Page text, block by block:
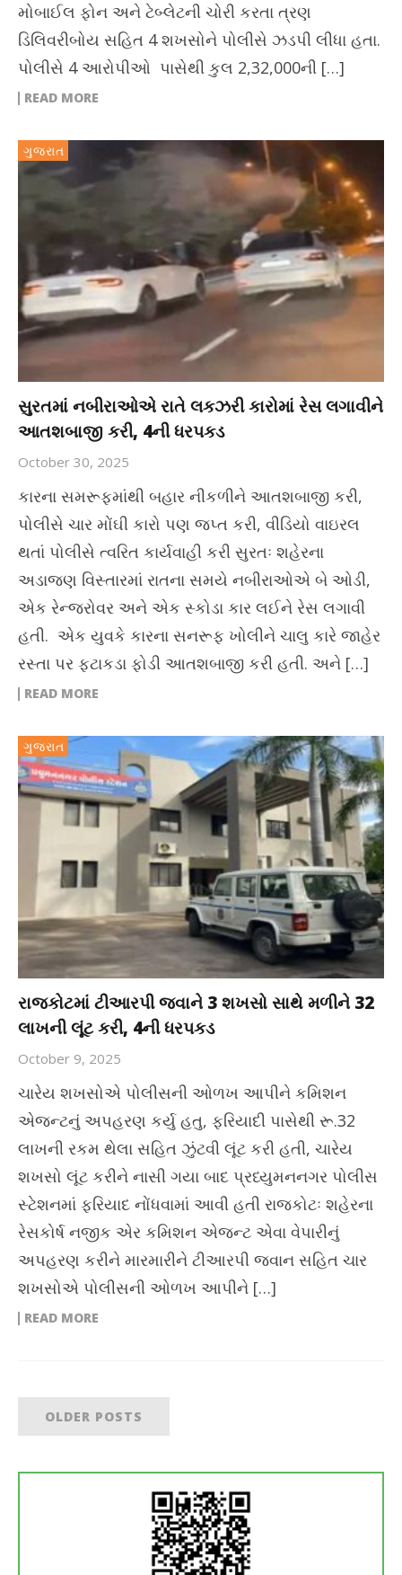
મોબાઈલ ફોન અને ટેબ્લેટની ચોરી કરતા ત્રણ
ડિલિવરીબોય સહિત 4 શખસોને પોલીસે ઝડપી લીધા હતા.
પોલીસે 4 આરોપીઓ પાસેથી કુલ 2,32,000ની […]
READ MORE
ગુજરાત
સુરતમાં નબીરાઓએ રાતે લકઝરી કારોમાં રેસ લગાવીને
આતશબાજી કરી, 4ની ધરપકડ
October 30, 2025
કારના સમરૂફમાંથી બહાર નીકળીને આતશબાજી કરી,
પોલીસે ચાર મોંઘી કારો પણ જપ્ત કરી, વીડિયો વાઇરલ
થતાં પોલીસે ત્વરિત કાર્યવાહી કરી સુરતઃ શહેરના
અડાજણ વિસ્તારમાં રાતના સમયે નબીરાઓએ બે ઓડી,
એક રેન્જરોવર અને એક સ્કોડા કાર લઈને રેસ લગાવી
હતી. એક યુવકે કારના સનરૂફ ખોલીને ચાલુ કારે જાહેર
રસ્તા પર ફટાકડા ફોડી આતશબાજી કરી હતી. અને […]
READ MORE
ગુજરાત
રાજકોટમાં ટીઆરપી જવાને 3 શખસો સાથે મળીને 32
લાખની લૂંટ કરી, 4ની ધરપકડ
October 9, 2025
ચારેય શખસોએ પોલીસની ઓળખ આપીને કમિશન
એજન્ટનું અપહરણ કર્યુ હતુ, ફરિયાદી પાસેથી રૂ.32
લાખની રકમ થેલા સહિત ઝુંટવી લૂંટ કરી હતી, ચારેય
શખસો લૂંટ કરીને નાસી ગયા બાદ પ્રધ્યુમનનગર પોલીસ
સ્ટેશનમાં ફરિયાદ નોંધવામાં આવી હતી રાજકોટઃ શહેરના
રેસકોર્ષ નજીક એર કમિશન એજન્ટ એવા વેપારીનું
અપહરણ કરીને મારમારીને ટીઆરપી જવાન સહિત ચાર
શખસોએ પોલીસની ઓળખ આપીને […]
READ MORE
OLDER POSTS